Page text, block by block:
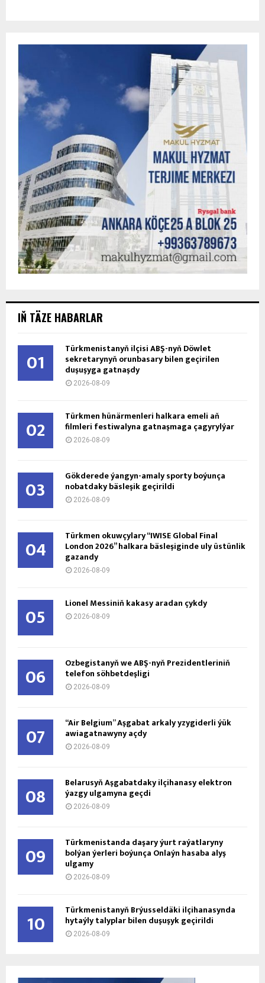
IŇ TÄZE HABARLAR
01 Türkmenistanyň ilçisi ABŞ-nyň Döwlet
sekretarynyň orunbasary bilen geçirilen
duşuşyga gatnaşdy
2026-08-09
02 Türkmen hünärmenleri halkara emeli aň
filmleri festiwalyna gatnaşmaga çagyrylýar
2026-08-09
03 Gökderede ýangyn-amaly sporty boýunça
nobatdaky bäsleşik geçirildi
2026-08-09
04 Türkmen okuwçylary “IWISE Global Final
London 2026” halkara bäsleşiginde uly üstünlik
gazandy
2026-08-09
05 Lionel Messiniň kakasy aradan çykdy
2026-08-09
06 Özbegistanyň we ABŞ-nyň Prezidentleriniň
telefon söhbetdeşligi
2026-08-09
07 “Air Belgium” Aşgabat arkaly yzygiderli ýük
awiagatnawyny açdy
2026-08-09
08 Belarusyň Aşgabatdaky ilçihanasy elektron
ýazgy ulgamyna geçdi
2026-08-09
09 Türkmenistanda daşary ýurt raýatlaryny
bolýan ýerleri boýunça Onlaýn hasaba alyş
ulgamy
2026-08-09
10 Türkmenistanyň Brýusseldäki ilçihanasynda
hytaýly talyplar bilen duşuşyk geçirildi
2026-08-09